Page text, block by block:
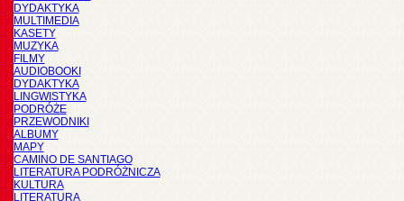
DYDAKTYKA
MULTIMEDIA
KASETY
MUZYKA
FILMY
AUDIOBOOKI
DYDAKTYKA
LINGWISTYKA
PODRÓŻE
PRZEWODNIKI
ALBUMY
MAPY
CAMINO DE SANTIAGO
LITERATURA PODRÓŻNICZA
KULTURA
LITERATURA